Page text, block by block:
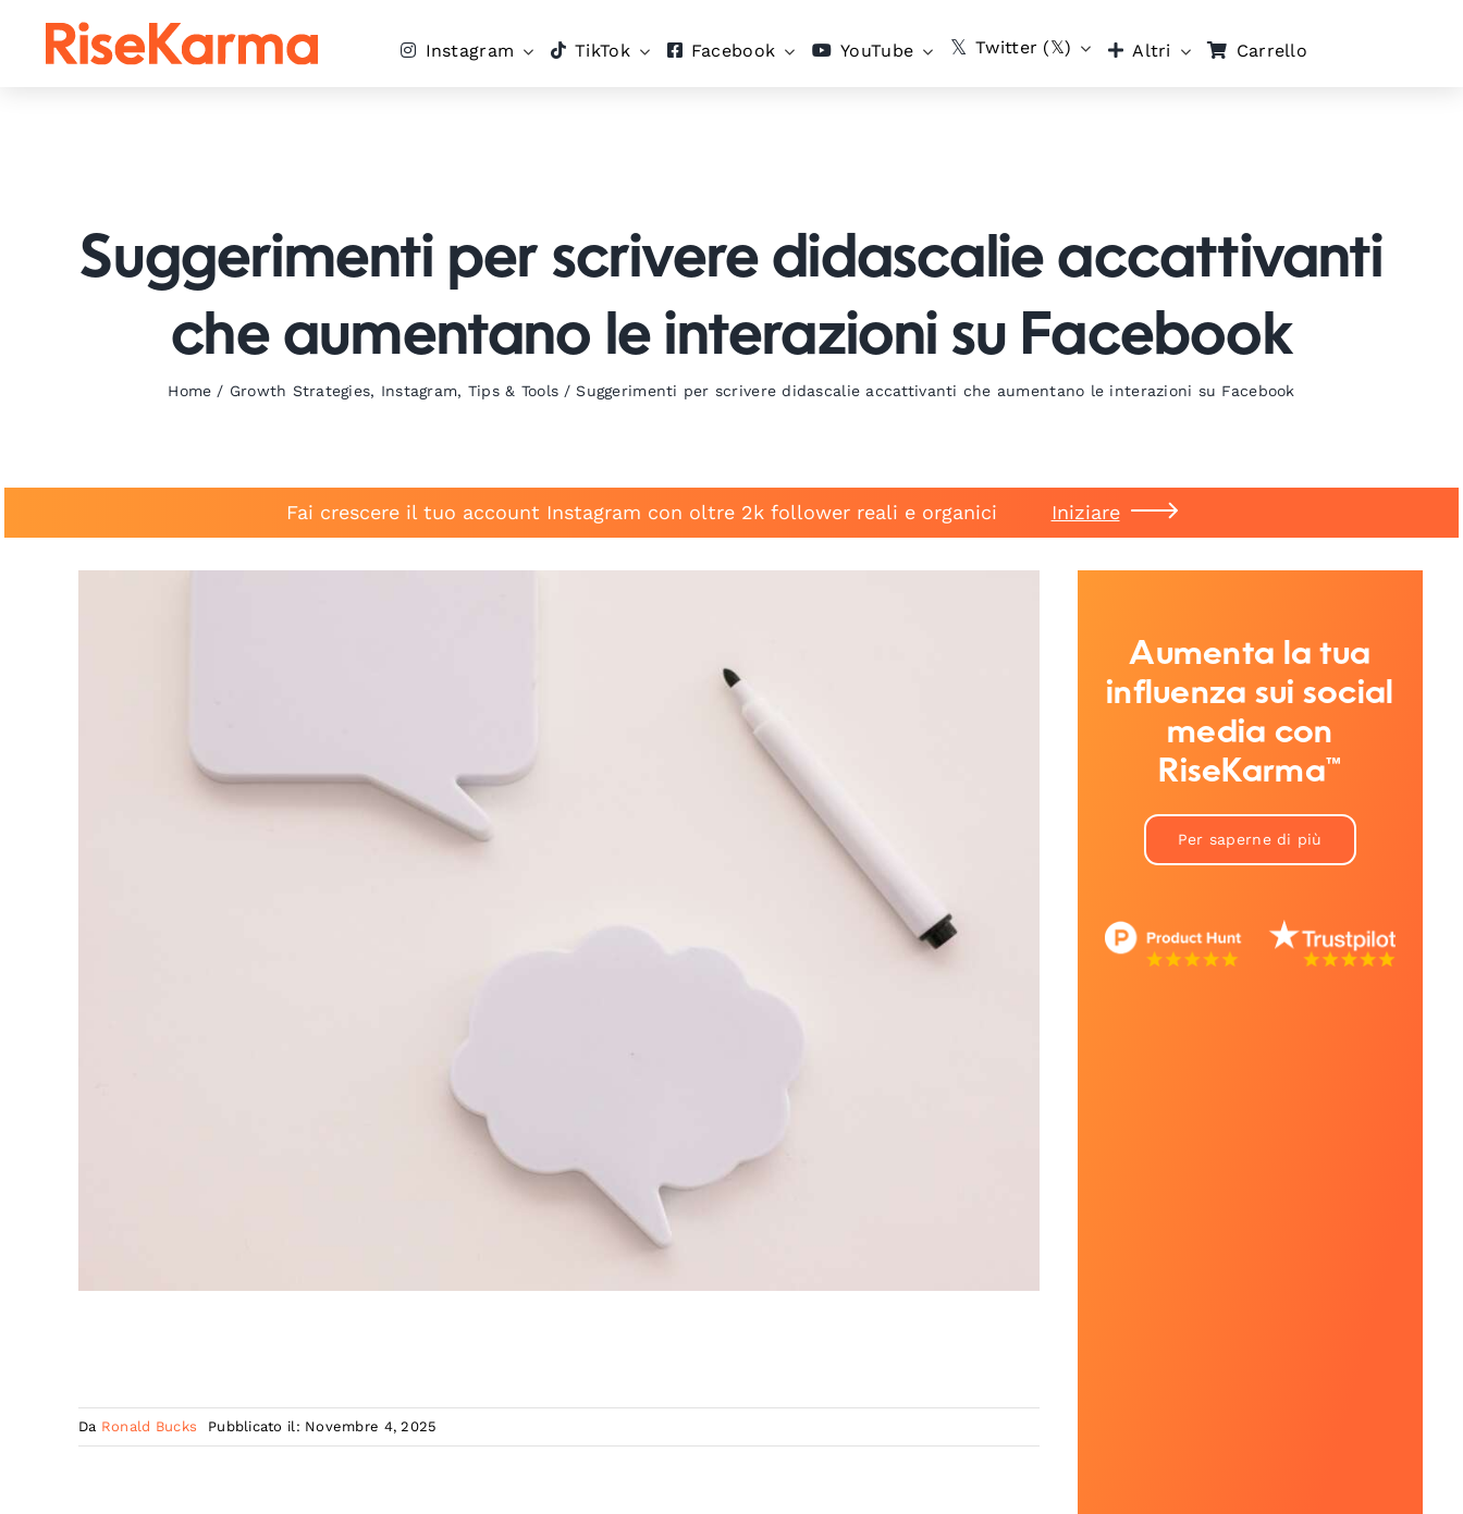
Instagram TikTok Facebook YouTube Twitter (𝕏) Altri Carrello
Suggerimenti per scrivere didascalie accattivanti
che aumentano le interazioni su Facebook
Home / Growth Strategies, Instagram, Tips & Tools / Suggerimenti per scrivere didascalie accattivanti che aumentano le interazioni su Facebook
Fai crescere il tuo account Instagram con oltre 2k follower reali e organici Iniziare
Da Ronald Bucks Pubblicato il: Novembre 4, 2025
Aumenta la tua
influenza sui social
media con
RiseKarma™
Per saperne di più